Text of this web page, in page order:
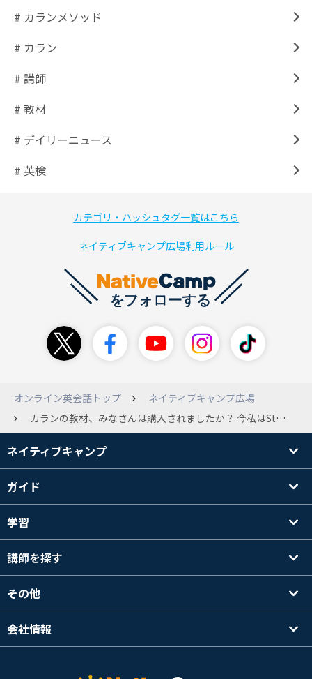
# カランメソッド
# カラン
# 講師
# 教材
# デイリーニュース
# 英検
カテゴリ・ハッシュタグ一覧はこちら
ネイティブキャンプ広場利用ルール
オンライン英会話トップ
ネイティブキャンプ広場
カランの教材、みなさんは購入されましたか？ 今私はStage1のnew workが終わり、Stage1の復習(Full stage revision?)を始めたところです。ちなみにすでに7回受講しています。 2、3回前のレッスンから毎回講師の方から教材をもう持っているか聞かれるようになり、まだ持っていないと答えると「分かった、今回は無くても大丈夫」というふうに言われ、そのままnew workを進めました。ネイティブキャンプのアプリではレッスン中だけリーディングパートが見られるとのことだったので、とりあえずはそれに頼ろうと考えていたのですが、講師の方々はそのことを把握していないのでしょうか？毎回教材の有無を聞かれるので、やはり購入しなければいけないのかと不安になります。(ちなみに一番最近のレッスンでも同じことを聞かれたので、教材を購入しなくてはいけないのか、アプリであればリーディングパートを見られるのではないかと質問しましたが、「あ、そうなの」と曖昧な感じの回答でした…。数分後画面におそらくリーディングパートを表示するボタンが出てきたのでこれかな？と思いましたが、復習をガンガン進めている最中だったので切り出しづらく質問できませんでした) また、教材を購入された方、紙のテキストと電子版どちらを購入されたか教えていただけると幸いです。ipadを持っているので電子版がいいかと思いましたがアプリが使いづらいとの声もあるようで…。 長くなりましたが、みなさんのご回答お待ちしております！
ネイティブキャンプ
ガイド
学習
講師を探す
その他
会社情報